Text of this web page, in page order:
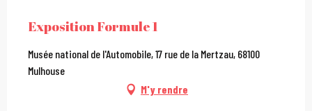
Exposition Formule 1
Musée national de l'Automobile, 17 rue de la Mertzau, 68100
Mulhouse
M'y rendre